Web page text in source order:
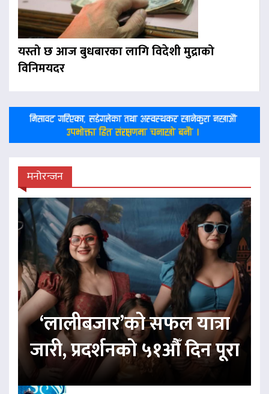
यस्तो छ आज बुधबारका लागि विदेशी मुद्राको
विनिमयदर
मनोरन्जन
‘लालीबजार’को सफल यात्रा
जारी, प्रदर्शनको ५१औँ दिन पूरा